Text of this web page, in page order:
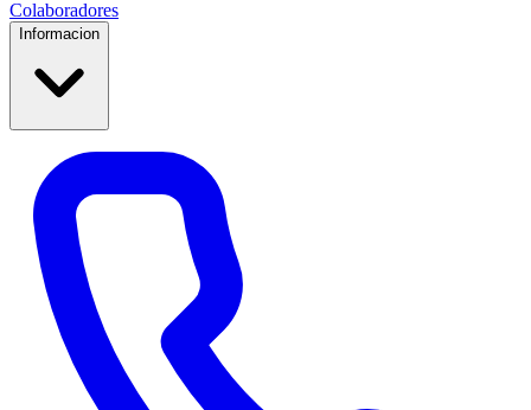
Colaboradores
Informacion